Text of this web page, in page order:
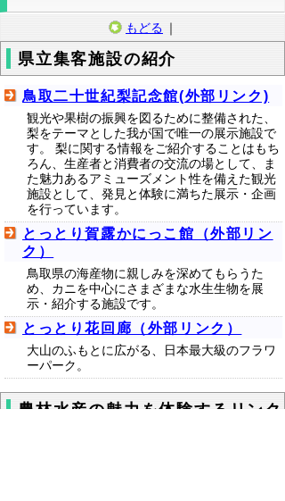
もどる ｜
県立集客施設の紹介
鳥取二十世紀梨記念館(外部リンク)
観光や果樹の振興を図るために整備された、
梨をテーマとした我が国で唯一の展示施設で
す。 梨に関する情報をご紹介することはもち
ろん、生産者と消費者の交流の場として、ま
た魅力あるアミューズメント性を備えた観光
施設として、発見と体験に満ちた展示・企画
を行っています。
とっとり賀露かにっこ館（外部リン
ク）
鳥取県の海産物に親しみを深めてもらうた
め、カニを中心にさまざまな水生生物を展
示・紹介する施設です。
とっとり花回廊（外部リンク）
大山のふもとに広がる、日本最大級のフラワ
ーパーク。
農林水産の魅力を体験するリンク